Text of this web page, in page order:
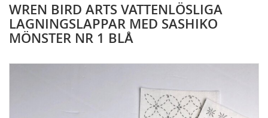
WREN BIRD ARTS VATTENLÖSLIGA
LAGNINGSLAPPAR MED SASHIKO
MÖNSTER NR 1 BLÅ